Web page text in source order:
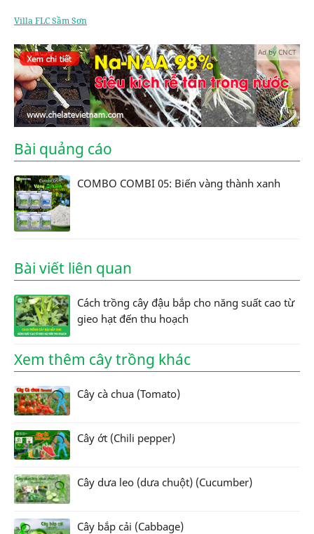
Villa FLC Sầm Sơn
Ad by CNCT
Bài quảng cáo
COMBO COMBI 05: Biến vàng thành xanh
Bài viết liên quan
Cách trồng cây đậu bắp cho năng suất cao từ
gieo hạt đến thu hoạch
Xem thêm cây trồng khác
Cây cà chua (Tomato)
Cây ớt (Chili pepper)
Cây dưa leo (dưa chuột) (Cucumber)
Cây bắp cải (Cabbage)